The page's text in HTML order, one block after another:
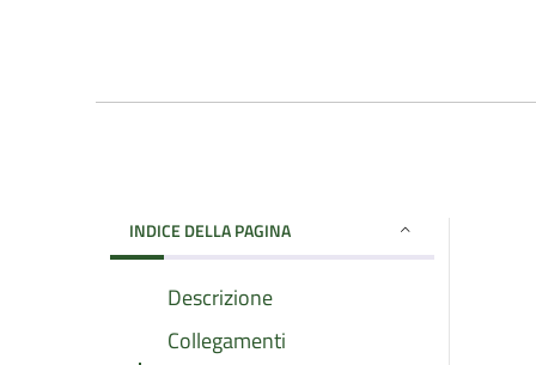
INDICE DELLA PAGINA
Descrizione
Collegamenti